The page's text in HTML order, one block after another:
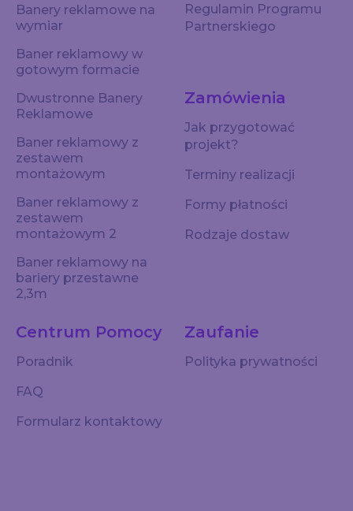
Banery reklamowe na
wymiar
Baner reklamowy w
gotowym formacie
Dwustronne Banery
Reklamowe
Baner reklamowy z
zestawem
montażowym
Baner reklamowy z
zestawem
montażowym 2
Baner reklamowy na
bariery przestawne
2,3m
Regulamin Programu
Partnerskiego
Centrum Pomocy
Poradnik
FAQ
Formularz kontaktowy
Zaufanie
Polityka prywatności
Zamówienia
Jak przygotować
projekt?
Terminy realizacji
Formy płatności
Rodzaje dostaw